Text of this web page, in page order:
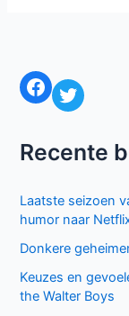
Facebook Twitter
Recente
Laatste seizoen
humor naar
Donkere
Keuzes en
the Walter Boys